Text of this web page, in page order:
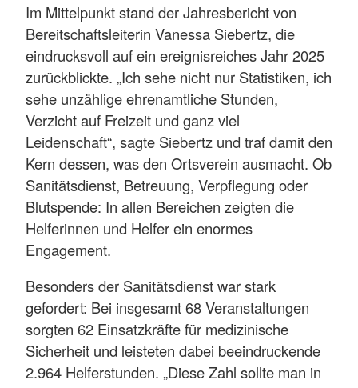
Im Mittelpunkt stand der Jahresbericht von
Bereitschaftsleiterin Vanessa Siebertz, die
eindrucksvoll auf ein ereignisreiches Jahr 2025
zurückblickte. „Ich sehe nicht nur Statistiken, ich
sehe unzählige ehrenamtliche Stunden,
Verzicht auf Freizeit und ganz viel
Leidenschaft“, sagte Siebertz und traf damit den
Kern dessen, was den Ortsverein ausmacht. Ob
Sanitätsdienst, Betreuung, Verpflegung oder
Blutspende: In allen Bereichen zeigten die
Helferinnen und Helfer ein enormes
Engagement.
Besonders der Sanitätsdienst war stark
gefordert: Bei insgesamt 68 Veranstaltungen
sorgten 62 Einsatzkräfte für medizinische
Sicherheit und leisteten dabei beeindruckende
2.964 Helferstunden. „Diese Zahl sollte man in